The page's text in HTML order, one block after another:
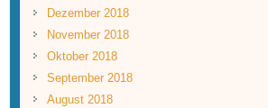
Dezember 2018
November 2018
Oktober 2018
September 2018
August 2018